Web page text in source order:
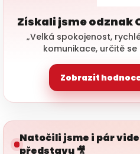
Získali jsme odznak
„Velká spokojenost,
komunikace, určitě
Zobrazit
Natočili jsme i pár
představu 🎥